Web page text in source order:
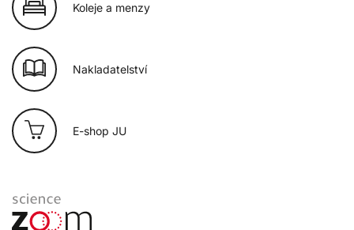
Koleje a menzy
Nakladatelství
E-shop JU